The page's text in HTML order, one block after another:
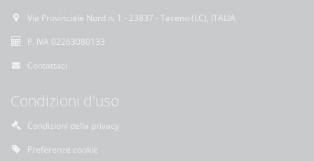
Via Provinciale Nord n. 1 - 23837 - Taceno (LC), ITALIA
P. IVA 02263080133
Contattaci
Condizioni d'uso
Condizioni della privacy
Preferenze cookie